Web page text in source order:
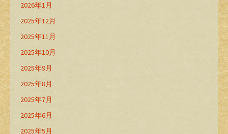
2026年1月
2025年12月
2025年11月
2025年10月
2025年9月
2025年8月
2025年7月
2025年6月
2025年5月